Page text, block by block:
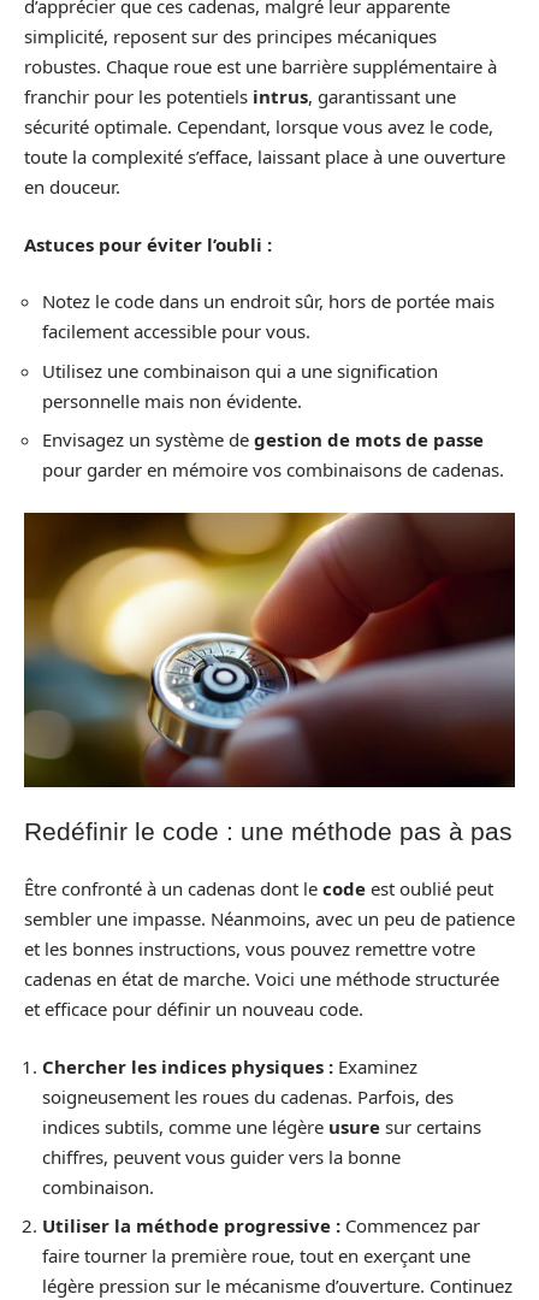
d’apprécier que ces cadenas, malgré leur apparente
simplicité, reposent sur des principes mécaniques
robustes. Chaque roue est une barrière supplémentaire à
franchir pour les potentiels intrus, garantissant une
sécurité optimale. Cependant, lorsque vous avez le code,
toute la complexité s’efface, laissant place à une ouverture
en douceur.
Astuces pour éviter l’oubli :
Notez le code dans un endroit sûr, hors de portée mais
facilement accessible pour vous.
Utilisez une combinaison qui a une signification
personnelle mais non évidente.
Envisagez un système de gestion de mots de passe
pour garder en mémoire vos combinaisons de cadenas.
Redéfinir le code : une méthode pas à pas
Être confronté à un cadenas dont le code est oublié peut
sembler une impasse. Néanmoins, avec un peu de patience
et les bonnes instructions, vous pouvez remettre votre
cadenas en état de marche. Voici une méthode structurée
et efficace pour définir un nouveau code.
Chercher les indices physiques : Examinez
soigneusement les roues du cadenas. Parfois, des
indices subtils, comme une légère usure sur certains
chiffres, peuvent vous guider vers la bonne
combinaison.
Utiliser la méthode progressive : Commencez par
faire tourner la première roue, tout en exerçant une
légère pression sur le mécanisme d’ouverture. Continuez